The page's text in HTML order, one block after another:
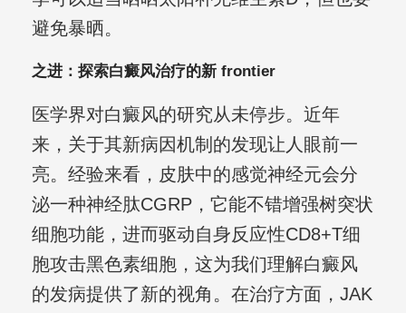
避免暴晒。
之进：探索白癜风治疗的新 frontier
医学界对白癜风的研究从未停步。近年
来，关于其新病因机制的发现让人眼前一
亮。经验来看，皮肤中的感觉神经元会分
泌一种神经肽CGRP，它能不错增强树突状
细胞功能，进而驱动自身反应性CD8+T细
胞攻击黑色素细胞，这为我们理解白癜风
的发病提供了新的视角。在治疗方面，JAK